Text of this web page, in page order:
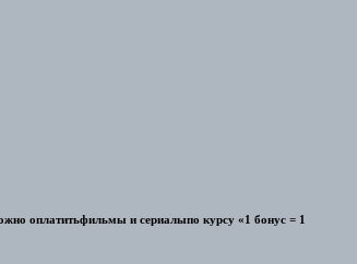
оплатитьфильмы и сериалыпо курсу «1 бонус = 1